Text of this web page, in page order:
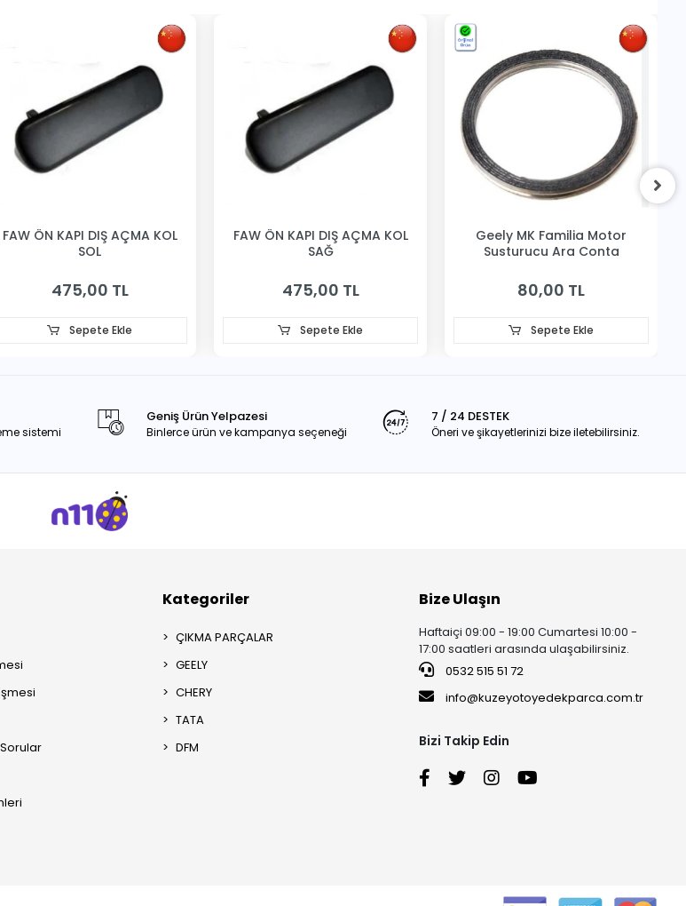
FAW ÖN KAPI DIŞ AÇMA KOL
SOL
475,00 TL
Sepete Ekle
FAW ÖN KAPI DIŞ AÇMA KOL
SAĞ
475,00 TL
Sepete Ekle
Geely MK Familia Motor
Susturucu Ara Conta
80,00 TL
Sepete Ekle
sistemi
Geniş Ürün Yelpazesi
Binlerce ürün ve kampanya seçeneği
7 / 24 DESTEK
Öneri ve şikayetlerinizi bize iletebilirsiniz.
Kategoriler
ÇIKMA PARÇALAR
GEELY
CHERY
TATA
DFM
Bize Ulaşın
Haftaiçi 09:00 - 19:00 Cumartesi 10:00 -
17:00 saatleri arasında ulaşabilirsiniz.
0532 515 51 72
info@kuzeyotoyedekparca.com.tr
Bizi Takip Edin